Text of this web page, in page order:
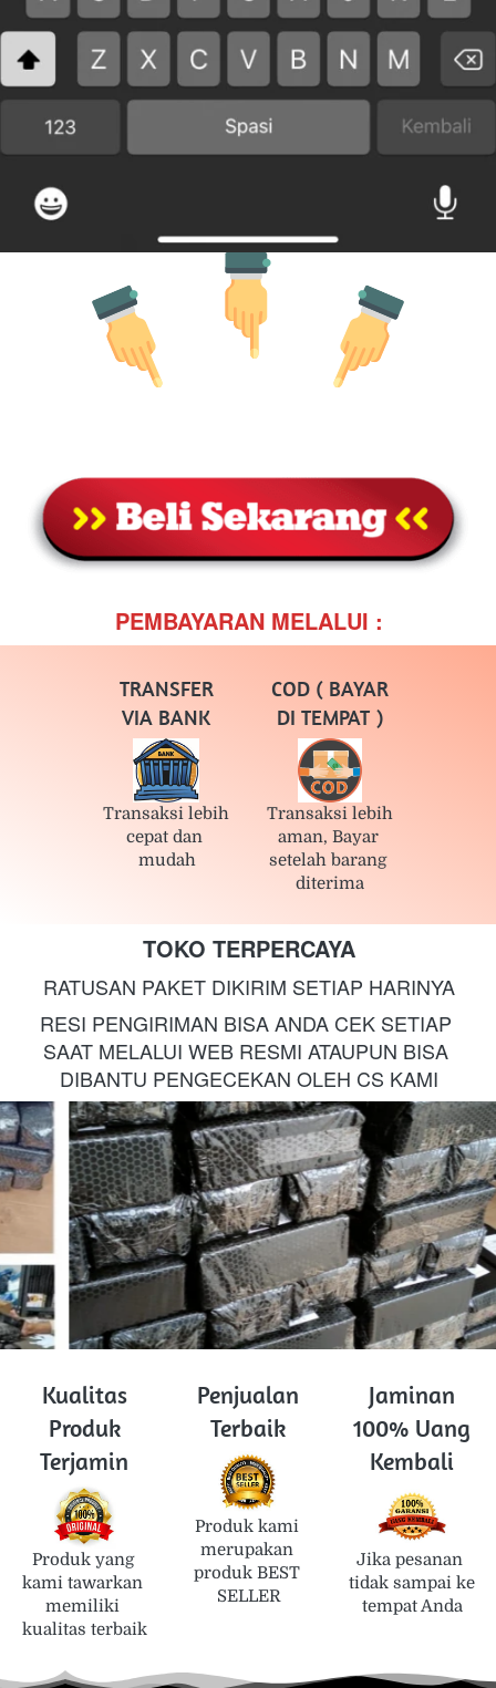
PEMBAYARAN MELALUI :
TRANSFER
VIA BANK
Transaksi lebih
cepat dan
mudah
COD ( BAYAR
DI TEMPAT )
Transaksi lebih
aman, Bayar
setelah barang
diterima
TOKO TERPERCAYA
RATUSAN PAKET DIKIRIM SETIAP HARINYA
RESI PENGIRIMAN BISA ANDA CEK SETIAP
SAAT MELALUI WEB RESMI ATAUPUN BISA
DIBANTU PENGECEKAN OLEH CS KAMI
Kualitas
Produk
Terjamin
Produk yang
kami tawarkan
memiliki
kualitas terbaik
Penjualan
Terbaik
Produk kami
merupakan
produk BEST
SELLER
Jaminan
100% Uang
Kembali
Jika pesanan
tidak sampai ke
tempat Anda